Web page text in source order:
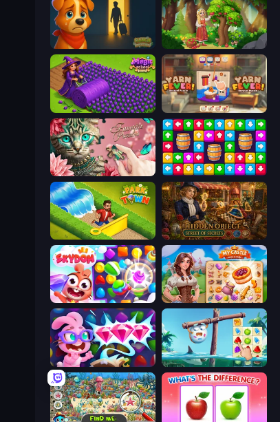
Ranch Adventures Northern Merge
Magic School Yarn Fever! Unravel Puzzle
Favorite Puzzles Tap Away Story
Park Town Hidden Object: Street Of Secrets
Skydom My Castle: Merge & Story
Skydom: Reforged Sugar Heroes